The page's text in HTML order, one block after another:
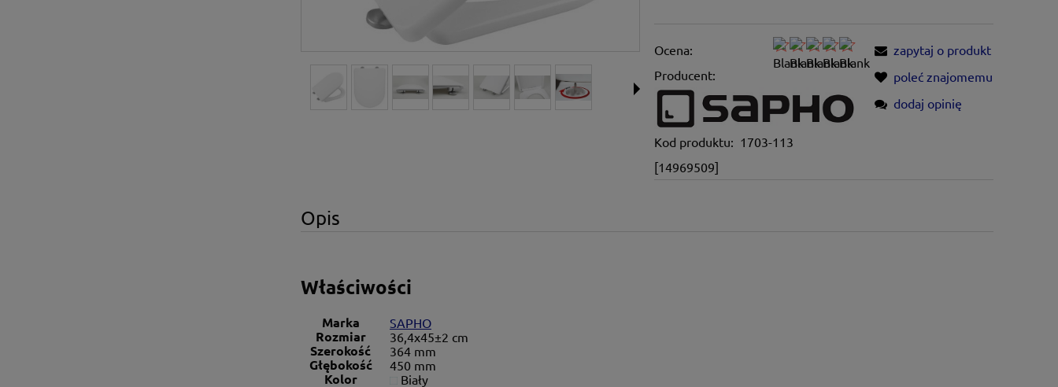
Ocena:
Producent:
Kod produktu: 1703-113
[14969509]
zapytaj o produkt
poleć znajomemu
dodaj opinię
Opis
Właściwości
Marka SAPHO
Rozmiar 36,4x45±2 cm
Szerokość 364 mm
Głębokość 450 mm
Kolor Biały